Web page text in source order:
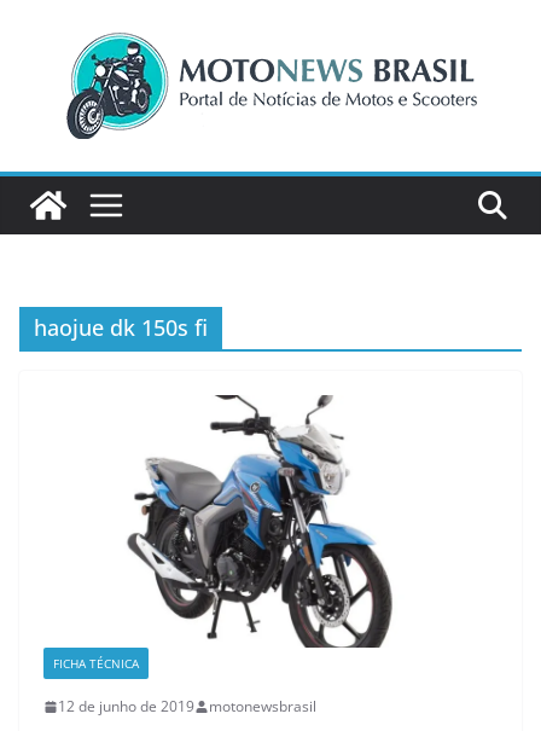
conteúdo
haojue dk 150s fi
FICHA TÉCNICA
12 de junho de 2019 motonewsbrasil